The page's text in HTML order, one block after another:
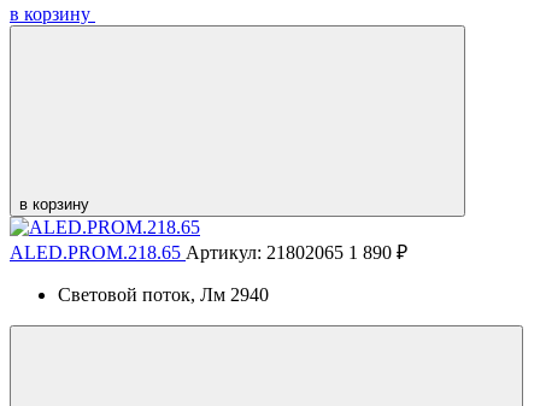
в корзину
в корзину
ALED.PROM.218.65 Артикул: 21802065 1 890 ₽
Световой поток, Лм 2940